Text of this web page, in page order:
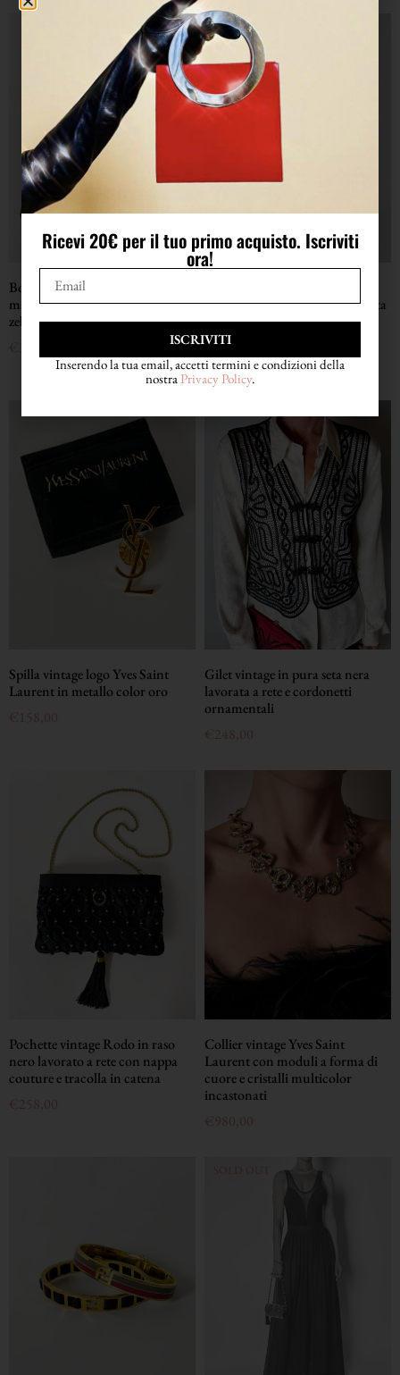
Borsa vintage Whiting & Davis in
maglia metallica argento stampa
zebra Made in U.S.A.
Emporio Armani in seta goffrata
champagne operata con filo
metallico
€348,00
Spilla vintage logo Yves Saint
Laurent in metallo color oro
158,00
Gilet vintage in pura seta nera
lavorata a rete e cordonetti
ornamentali
€ 248,00
Pochette vintage Rodo in raso
nero lavorato a rete con nappa
couture e tracolla in catena
258,00
Collier vintage Yves Saint
Laurent con moduli a forma di
cuore e cristalli multicolor
incastonati
€
980,00
Ricevi 20€ per il tuo primo acquisto. Iscriviti
ora!
ISCRIVITI
Inserendo la tua email, accetti termini e condizioni della
nostra Privacy Policy.